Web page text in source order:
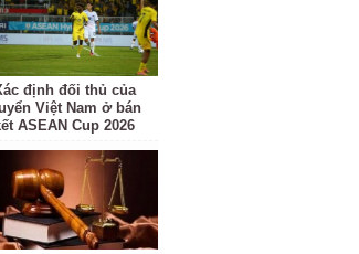
định đối thủ của
Việt Nam ở bán
ASEAN Cup 2026